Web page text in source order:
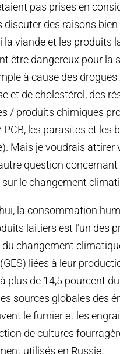
pas prises en
discuter des raisons
la viande et les produits
être dangereux pour la
à cause des
et de cholestérol, des
/ produits chimiques
PCB, les parasites et les
Mais je voudrais attirer
question concernant
sur le changement
la consommation
laitiers est l’un des
changement
liées à leur
plus de 14,5 pourcent
sources globales des
le fumier et les
de cultures
utilisés en Russie.